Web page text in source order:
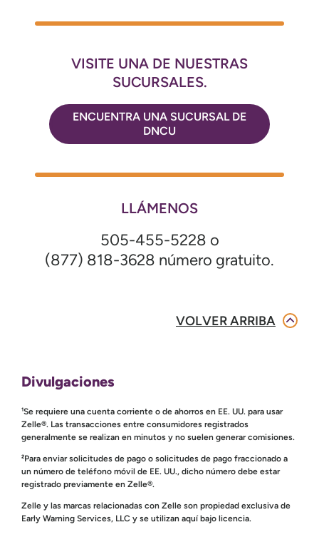
VISITE UNA DE NUESTRAS
SUCURSALES.
ENCUENTRA UNA SUCURSAL DE
DNCU
LLÁMENOS
505-455-5228 o
(877) 818-3628 número gratuito.
VOLVER ARRIBA
Divulgaciones
¹Se requiere una cuenta corriente o de ahorros en EE. UU. para usar
Zelle®. Las transacciones entre consumidores registrados
generalmente se realizan en minutos y no suelen generar comisiones.
²Para enviar solicitudes de pago o solicitudes de pago fraccionado a
un número de teléfono móvil de EE. UU., dicho número debe estar
registrado previamente en Zelle®.
Zelle y las marcas relacionadas con Zelle son propiedad exclusiva de
Early Warning Services, LLC y se utilizan aquí bajo licencia.